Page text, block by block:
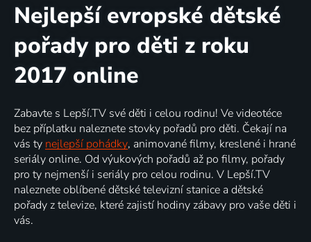
Nejlepší evropské dětské
pořady pro děti z roku
2017 online
Zabavte s Lepší.TV své děti i celou rodinu! Ve videotéce
bez příplatku naleznete stovky pořadů pro děti. Čekají na
vás ty nejlepší pohádky, animované filmy, kreslené i hrané
seriály online. Od výukových pořadů až po filmy, pořady
pro ty nejmenší i seriály pro celou rodinu. V Lepší.TV
naleznete oblíbené dětské televizní stanice a dětské
pořady z televize, které zajistí hodiny zábavy pro vaše děti i
vás.